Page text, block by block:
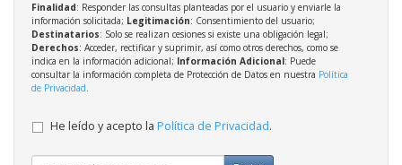
Finalidad: Responder las consultas planteadas por el usuario y enviarle la
información solicitada; Legitimación: Consentimiento del usuario;
Destinatarios: Solo se realizan cesiones si existe una obligación legal;
Derechos: Acceder, rectificar y suprimir, así como otros derechos, como se
indica en la información adicional; Información Adicional: Puede
consultar la información completa de Protección de Datos en nuestra Política
de Privacidad.
He leído y acepto la Política de Privacidad.